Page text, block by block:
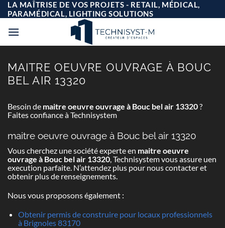
Passer
au
contenu
LA MAÎTRISE DE VOS PROJETS - RETAIL, MÉDICAL,
PARAMÉDICAL, LIGHTING SOLUTIONS
MAITRE OEUVRE OUVRAGE À BOUC
BEL AIR 13320
Besoin de maitre oeuvre ouvrage à Bouc bel air 13320?
Faites confiance à Technisystem
maitre oeuvre ouvrage à Bouc bel air 13320
Vous cherchez une société experte en maitre oeuvre
ouvrage à Bouc bel air 13320, Technisystem vous assure uen
execution parfaite. N’attendez plus pour nous contacter et
obtenir plus de renseignements.
Nous vous proposons également :
Obtenir permis de construire pour locaux professionnels
à Brignoles 83170